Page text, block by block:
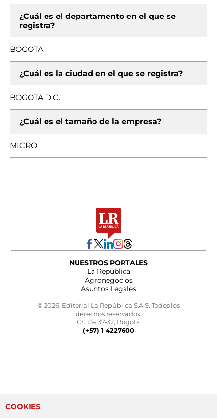
¿Cuál es el departamento en el que se
registra?
BOGOTA
¿Cuál es la ciudad en el que se registra?
BOGOTA D.C.
¿Cuál es el tamaño de la empresa?
MICRO
NUESTROS PORTALES
La República
Agronegocios
Asuntos Legales
© 2026, Editorial La República S.A.S. Todos los
derechos reservados.
Cr. 13a 37-32, Bogotá
(+57) 1 4227600
COOKIES